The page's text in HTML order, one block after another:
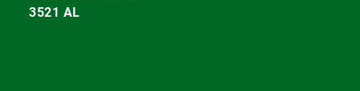
3521 AL